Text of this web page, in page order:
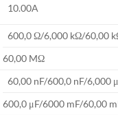
10.00A
600,0 Ω/6,000 kΩ/60,00
60,00 MΩ
60,00 nF/600,0 nF/6,000
600,0 μF/6000 mF/60,00